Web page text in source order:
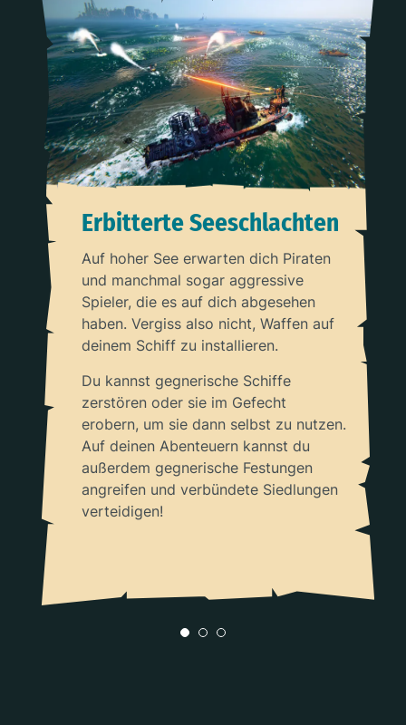
Erbitterte Seeschlachten
Auf hoher See erwarten dich Piraten
und manchmal sogar aggressive
Spieler, die es auf dich abgesehen
haben. Vergiss also nicht, Waffen auf
deinem Schiff zu installieren.
Du kannst gegnerische Schiffe
zerstören oder sie im Gefecht
erobern, um sie dann selbst zu nutzen.
Auf deinen Abenteuern kannst du
außerdem gegnerische Festungen
angreifen und verbündete Siedlungen
verteidigen!